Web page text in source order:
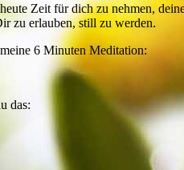
Zeit für dich zu nehmen,
zu erlauben, still zu werden.
6 Minuten Meditation:
das: